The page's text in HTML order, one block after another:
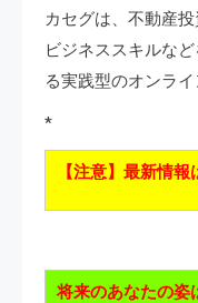
カセグは、不動産
ビジネススキルな
る実践型のオンライ
*
【注意】最新情
将来のあなたの姿